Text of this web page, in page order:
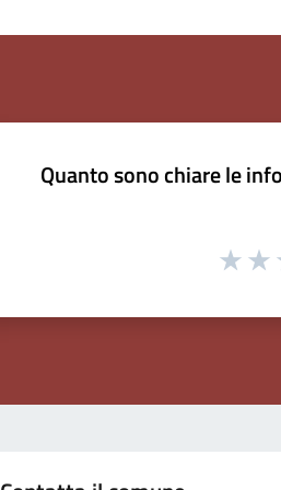
Quanto sono chiare le